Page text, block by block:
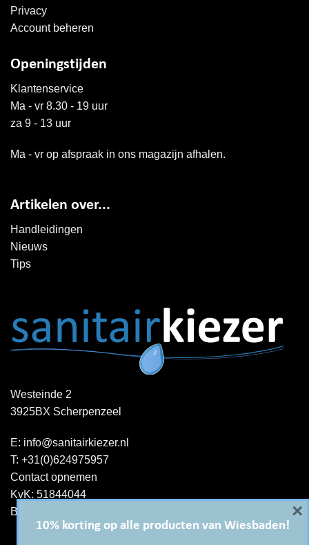
Privacy
Account beheren
Openingstijden
Klantenservice
Ma - vr 8.30 - 19 uur
za 9 - 13 uur
Ma - vr op afspraak in ons magazijn afhalen.
Artikelen over...
Handleidingen
Nieuws
Tips
Westeinde 2
3925BX Scherpenzeel
E: info@sanitairkiezer.nl
T: +31(0)624975957
Contact opnemen
KvK: 51844044
BTW-ID : NL001344060B15
10% korting op alle producten van Wiesbaden!
×